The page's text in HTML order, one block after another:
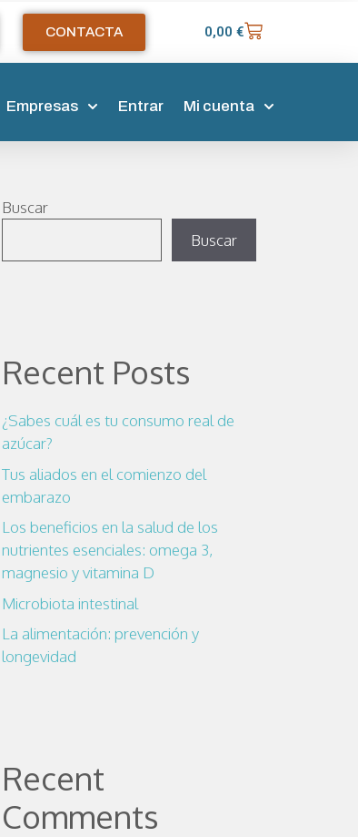
CONTACTA 0,00 €
Empresas Entrar Mi cuenta
Buscar
Buscar
Recent Posts
¿Sabes cuál es tu consumo real de
azúcar?
Tus aliados en el comienzo del
embarazo
Los beneficios en la salud de los
nutrientes esenciales: omega 3,
magnesio y vitamina D
Microbiota intestinal
La alimentación: prevención y
longevidad
Recent
Comments